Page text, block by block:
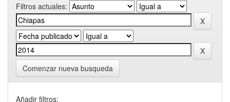
Filtros actuales:
Comenzar nueva busqueda
Añadir filtros: